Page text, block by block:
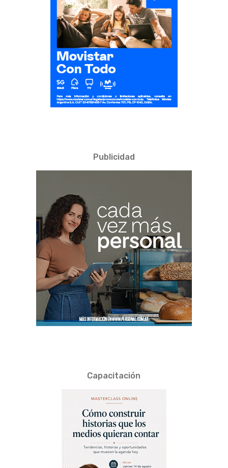
Publicidad
Capacitación